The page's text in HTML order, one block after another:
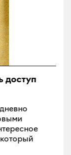
доступ